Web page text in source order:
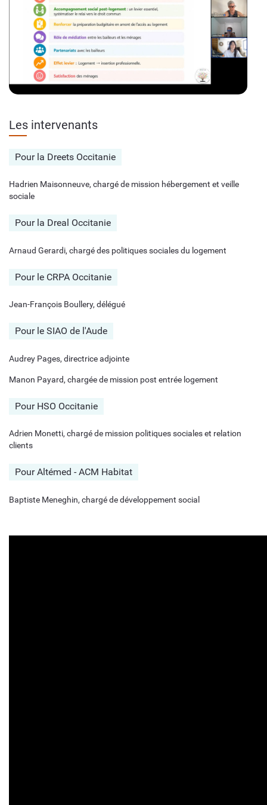
Les intervenants
Pour la Dreets Occitanie
Hadrien Maisonneuve, chargé de mission hébergement et veille
sociale
Pour la Dreal Occitanie
Arnaud Gerardi, chargé des politiques sociales du logement
Pour le CRPA Occitanie
Jean-François Boullery, délégué
Pour le SIAO de l'Aude
Audrey Pages, directrice adjointe
Manon Payard, chargée de mission post entrée logement
Pour HSO Occitanie
Adrien Monetti, chargé de mission politiques sociales et relation
clients
Pour Altémed - ACM Habitat
Baptiste Meneghin, chargé de développement social